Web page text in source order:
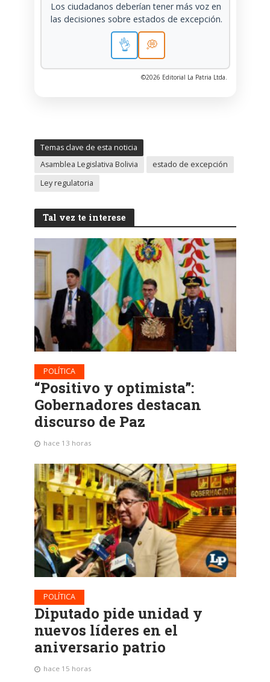
Los ciudadanos deberían tener más voz en
las decisiones sobre estados de excepción.
👌 💭
©2026 Editorial La Patria Ltda.
Temas clave de esta noticia
Asamblea Legislativa Bolivia
estado de excepción
Ley regulatoria
Tal vez te interese
POLÍTICA
“Positivo y optimista”:
Gobernadores destacan
discurso de Paz
hace 13 horas
POLÍTICA
Diputado pide unidad y
nuevos líderes en el
aniversario patrio
hace 15 horas